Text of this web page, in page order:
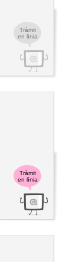
Tràmit
en línia
Tràmit
en línia